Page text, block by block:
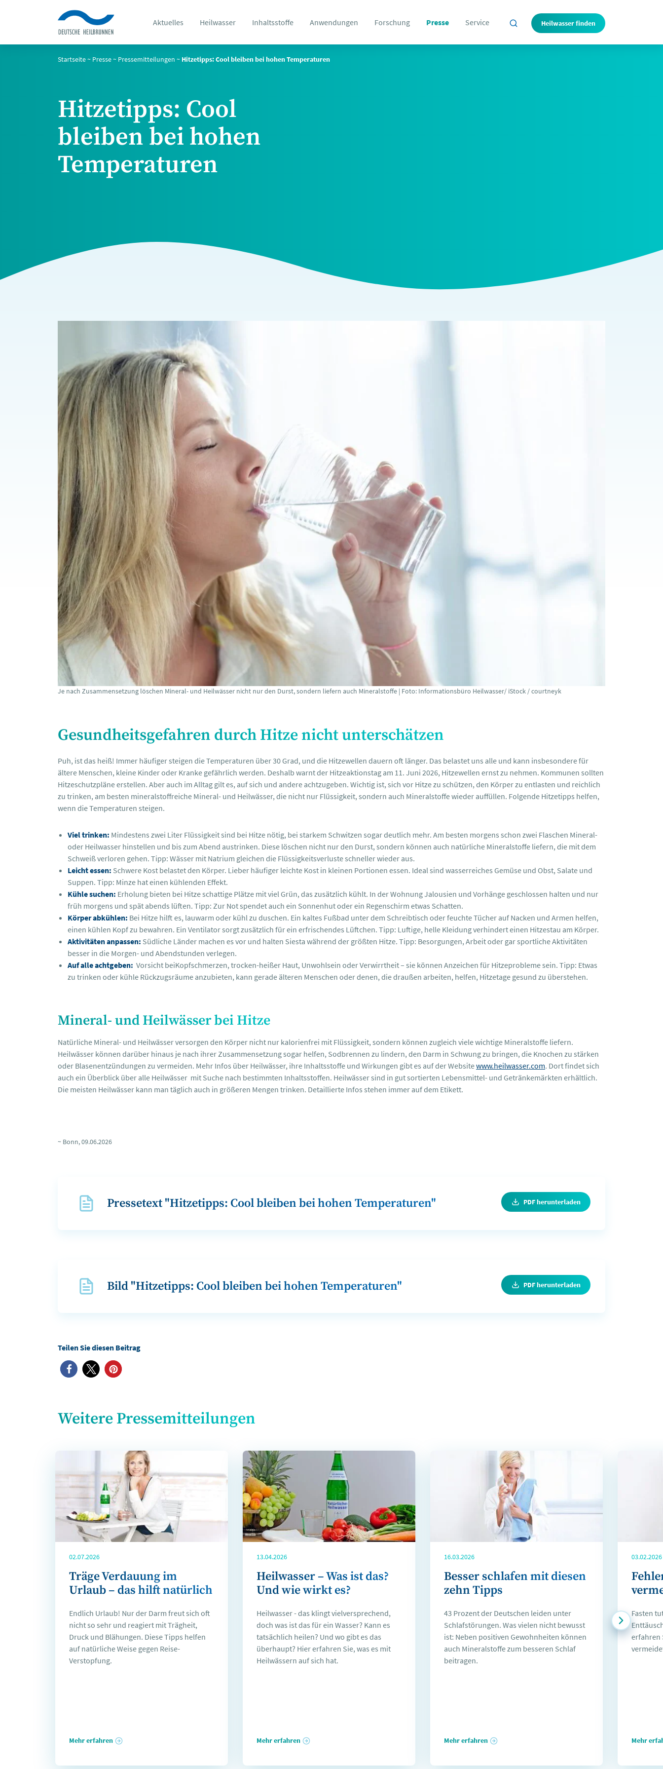
Aktuelles Heilwasser Inhaltsstoffe Anwendungen Forschung Presse Service Heilwasser finden
Startseite~ Presse~ Pressemitteilungen ~ Hitzetipps: Cool bleiben bei hohen Temperaturen
Hitzetipps: Cool
bleiben bei hohen
Temperaturen
Je nach Zusammensetzung löschen Mineral- und Heilwässer nicht nur den Durst, sondern liefern auch Mineralstoffe | Foto: Informationsbüro Heilwasser/ iStock / courtneyk
Gesundheitsgefahren durch Hitze nicht unterschätzen
Puh, ist das heiß! Immer häufiger steigen die Temperaturen über 30 Grad, und die Hitzewellen dauern oft länger. Das belastet uns alle und kann insbesondere für
ältere Menschen, kleine Kinder oder Kranke gefährlich werden. Deshalb warnt der Hitzeaktionstag am 11. Juni 2026, Hitzewellen ernst zu nehmen. Kommunen sollten
Hitzeschutzpläne erstellen. Aber auch im Alltag gilt es, auf sich und andere achtzugeben. Wichtig ist, sich vor Hitze zu schützen, den Körper zu entlasten und reichlich
zu trinken, am besten mineralstoffreiche Mineral- und Heilwässer, die nicht nur Flüssigkeit, sondern auch Mineralstoffe wieder auffüllen. Folgende Hitzetipps helfen,
wenn die Temperaturen steigen.
Viel trinken: Mindestens zwei Liter Flüssigkeit sind bei Hitze nötig, bei starkem Schwitzen sogar deutlich mehr. Am besten morgens schon zwei Flaschen Mineral-
oder Heilwasser hinstellen und bis zum Abend austrinken. Diese löschen nicht nur den Durst, sondern können auch natürliche Mineralstoffe liefern, die mit dem
Schweiß verloren gehen. Tipp: Wässer mit Natrium gleichen die Flüssigkeitsverluste schneller wieder aus.
Leicht essen: Schwere Kost belastet den Körper. Lieber häufiger leichte Kost in kleinen Portionen essen. Ideal sind wasserreiches Gemüse und Obst, Salate und
Suppen. Tipp: Minze hat einen kühlenden Effekt.
Kühle suchen: Erholung bieten bei Hitze schattige Plätze mit viel Grün, das zusätzlich kühlt. In der Wohnung Jalousien und Vorhänge geschlossen halten und nur
früh morgens und spät abends lüften. Tipp: Zur Not spendet auch ein Sonnenhut oder ein Regenschirm etwas Schatten.
Körper abkühlen: Bei Hitze hilft es, lauwarm oder kühl zu duschen. Ein kaltes Fußbad unter dem Schreibtisch oder feuchte Tücher auf Nacken und Armen helfen,
einen kühlen Kopf zu bewahren. Ein Ventilator sorgt zusätzlich für ein erfrischendes Lüftchen. Tipp: Luftige, helle Kleidung verhindert einen Hitzestau am Körper.
Aktivitäten anpassen: Südliche Länder machen es vor und halten Siesta während der größten Hitze. Tipp: Besorgungen, Arbeit oder gar sportliche Aktivitäten
besser in die Morgen- und Abendstunden verlegen.
Auf alle achtgeben: Vorsicht beiKopfschmerzen, trocken-heißer Haut, Unwohlsein oder Verwirrtheit – sie können Anzeichen für Hitzeprobleme sein. Tipp: Etwas
zu trinken oder kühle Rückzugsräume anzubieten, kann gerade älteren Menschen oder denen, die draußen arbeiten, helfen, Hitzetage gesund zu überstehen.
Mineral- und Heilwässer bei Hitze
Natürliche Mineral- und Heilwässer versorgen den Körper nicht nur kalorienfrei mit Flüssigkeit, sondern können zugleich viele wichtige Mineralstoffe liefern.
Heilwässer können darüber hinaus je nach ihrer Zusammensetzung sogar helfen, Sodbrennen zu lindern, den Darm in Schwung zu bringen, die Knochen zu stärken
oder Blasenentzündungen zu vermeiden. Mehr Infos über Heilwässer, ihre Inhaltsstoffe und Wirkungen gibt es auf der Websitewww.heilwasser.com. Dort findet sich
auch ein Überblick über alle Heilwässer mit Suche nach bestimmten Inhaltsstoffen. Heilwässer sind in gut sortierten Lebensmittel- und Getränkemärkten erhältlich.
Die meisten Heilwässer kann man täglich auch in größeren Mengen trinken. Detaillierte Infos stehen immer auf dem Etikett.
~ Bonn, 09.06.2026
Pressetext "Hitzetipps: Cool bleiben bei hohen Temperaturen" PDF herunterladen
Bild "Hitzetipps: Cool bleiben bei hohen Temperaturen" PDF herunterladen
Weitere Pressemitteilungen
02.07.2026
Träge Verdauung im
Urlaub – das hilft natürlich
Endlich Urlaub! Nur der Darm freut sich oft
nicht so sehr und reagiert mit Trägheit,
Druck und Blähungen. Diese Tipps helfen
auf natürliche Weise gegen Reise-
Verstopfung.
Mehr erfahren
13.04.2026
Heilwasser – Was ist das?
Und wie wirkt es?
Heilwasser - das klingt vielversprechend,
doch was ist das für ein Wasser? Kann es
tatsächlich heilen? Und wo gibt es das
überhaupt? Hier erfahren Sie, was es mit
Heilwässern auf sich hat.
Mehr erfahren
16.03.2026
Besser schlafen mit diesen
zehn Tipps
43 Prozent der Deutschen leiden unter
Schlafstörungen. Was vielen nicht bewusst
ist: Neben positiven Gewohnheiten können
auch Mineralstoffe zum besseren Schlaf
beitragen.
Mehr erfahren
03.02.2026
Fasten
erfahren
Mehr